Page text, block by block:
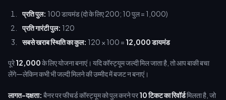
प्रति पुल: 100 डायमंड (दो के लिए 200; 10 पुल = 1,000)
प्रति गारंटी पुल: 120
सबसे खराब स्थिति का कुल: 120 × 100 = 12,000 डायमंड
पूरे12,000के लिए योजना बनाएं। यदि कॉस्ट्यूम जल्दी मिल जाता है, तो आप बाकी बचा
लेंगे—लेकिन कभी भी जल्दी मिलने की उम्मीद में बजट न बनाएं।
लागत-दक्षता: बैनर पर फीचर्ड कॉस्ट्यूम को पुल करने पर10 टिकट का रिवॉर्डमिलता है, जो